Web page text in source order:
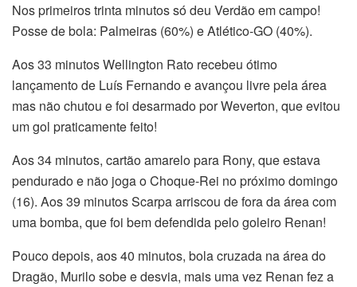
Nos primeiros trinta minutos só deu Verdão em campo!
Posse de bola: Palmeiras (60%) e Atlético-GO (40%).
Aos 33 minutos Wellington Rato recebeu ótimo
lançamento de Luís Fernando e avançou livre pela área
mas não chutou e foi desarmado por Weverton, que evitou
um gol praticamente feito!
Aos 34 minutos, cartão amarelo para Rony, que estava
pendurado e não joga o Choque-Rei no próximo domingo
(16). Aos 39 minutos Scarpa arriscou de fora da área com
uma bomba, que foi bem defendida pelo goleiro Renan!
Pouco depois, aos 40 minutos, bola cruzada na área do
Dragão, Murilo sobe e desvia, mais uma vez Renan fez a